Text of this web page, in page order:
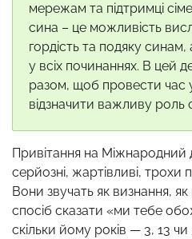
мережам та підтримці
сина – це можливість
гордість та подяку
у всіх починаннях. В цей
разом, щоб провести час
відзначити важливу роль
Привітання на Міжнародний
серйозні, жартівливі, трохи
Вони звучать як визнання,
спосіб сказати «ми тебе
скільки йому років — 3, 13 чи